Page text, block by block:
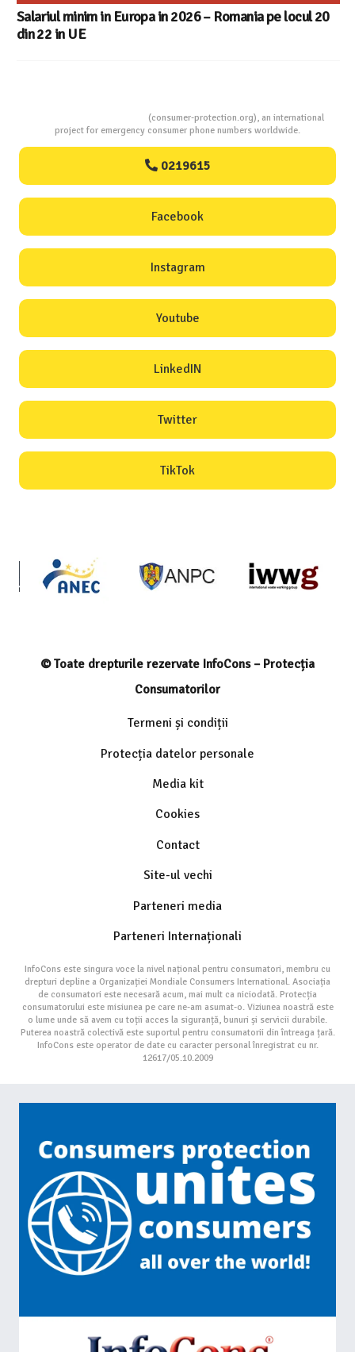
(consumer-protection.org), an international
project for emergency consumer phone numbers worldwide.
0219615
Facebook
Instagram
Youtube
LinkedIN
Twitter
TikTok
© Toate drepturile rezervate InfoCons – Protecția
Consumatorilor
Termeni și condiții
Protecția datelor personale
Media kit
Cookies
Contact
Site-ul vechi
Parteneri media
Parteneri Internaționali
InfoCons este singura voce la nivel național pentru consumatori, membru cu
drepturi depline a Organizației Mondiale Consumers International. Asociația
de consumatori este necesară acum, mai mult ca niciodată. Protecția
consumatorului este misiunea pe care ne-am asumat-o. Viziunea noastră este
o lume unde să avem cu toții acces la siguranță, bunuri și servicii durabile.
Puterea noastră colectivă este suportul pentru consumatorii din întreaga țară.
InfoCons este operator de date cu caracter personal înregistrat cu nr.
12617/05.10.2009